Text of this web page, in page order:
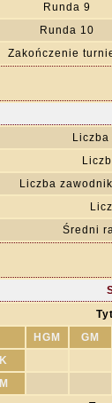
Runda 9
Runda 10
Zakończenie
Liczba
Średni
HGM
GM
K
M